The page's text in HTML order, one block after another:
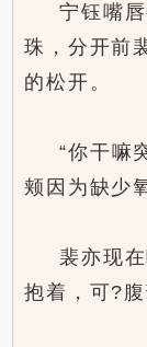
宁钰嘴
珠，分开前
的松开。
“你干嘛
颊因为缺少
裴亦现
抱着，可?